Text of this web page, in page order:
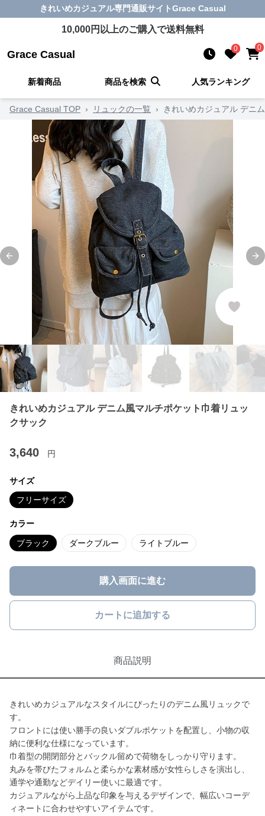
きれいめカジュアル専門通販サイトGrace Casual
10,000円以上のご購入で送料無料
Grace Casual 0 0
新着商品 商品を検索 人気ランキング
Grace Casual TOP › リュックの一覧 › きれいめカジュアル デニ
Previous slide
きれいめカジュアル デニム風マルチポケット巾着リュッ
クサック
3,640 円
サイズ
フリーサイズ
カラー
ブラック ダークブルー ライトブルー
購入画面に進む
カートに追加する
商品説明
きれいめカジュアルなスタイルにぴったりのデニム風リュックで
す。
フロントには使い勝手の良いダブルポケットを配置し、小物の収
納に便利な仕様になっています。
巾着型の開閉部分とバックル留めで荷物をしっかり守ります。
丸みを帯びたフォルムと柔らかな素材感が女性らしさを演出し、
通学や通勤などデイリー使いに最適です。
カジュアルながら上品な印象を与えるデザインで、幅広いコーデ
ィネートに合わせやすいアイテムです。